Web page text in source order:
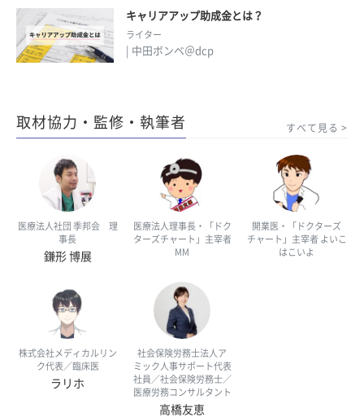
キャリアアップ助成金とは？
ライター
| 中田ボンベ＠dcp
取材協力・監修・執筆者 すべて見る
医療法人社団 季邦会 理
事長
鎌形 博展
医療法人理事長・「ドク
ターズチャート」主宰者
MM
開業医・「ドクターズ
チャート」主宰者 よいこ
はこいよ
株式会社メディカルリン
ク代表／臨床医
ラリホ
社会保険労務士法人ア
ミック人事サポート代表
社員／社会保険労務士／
医療労務コンサルタント
高橋友恵